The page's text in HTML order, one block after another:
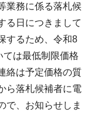
業務に係る落札候
る日につきまして
するため、令和8
は最低制限価格
絡は予定価格の質
ら落札候補者に電
で、お知らせしま